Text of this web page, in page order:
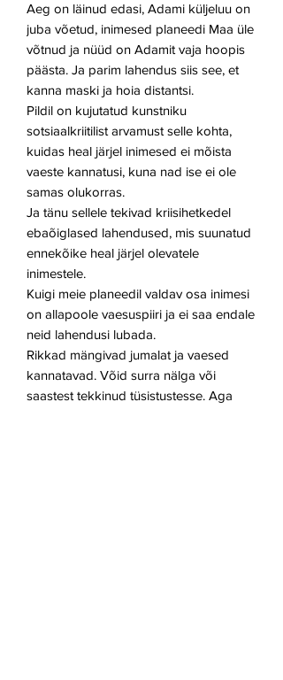
Aeg on läinud edasi, Adami küljeluu on
juba võetud, inimesed planeedi Maa üle
võtnud ja nüüd on Adamit vaja hoopis
päästa. Ja parim lahendus siis see, et
kanna maski ja hoia distantsi.
Pildil on kujutatud kunstniku
sotsiaalkriitilist arvamust selle kohta,
kuidas heal järjel inimesed ei mõista
vaeste kannatusi, kuna nad ise ei ole
samas olukorras.
Ja tänu sellele tekivad kriisihetkedel
ebaõiglased lahendused, mis suunatud
ennekõike heal järjel olevatele
inimestele.
Kuigi meie planeedil valdav osa inimesi
on allapoole vaesuspiiri ja ei saa endale
neid lahendusi lubada.
Rikkad mängivad jumalat ja vaesed
kannatavad. Võid surra nälga või
saastest tekkinud tüsistustesse. Aga